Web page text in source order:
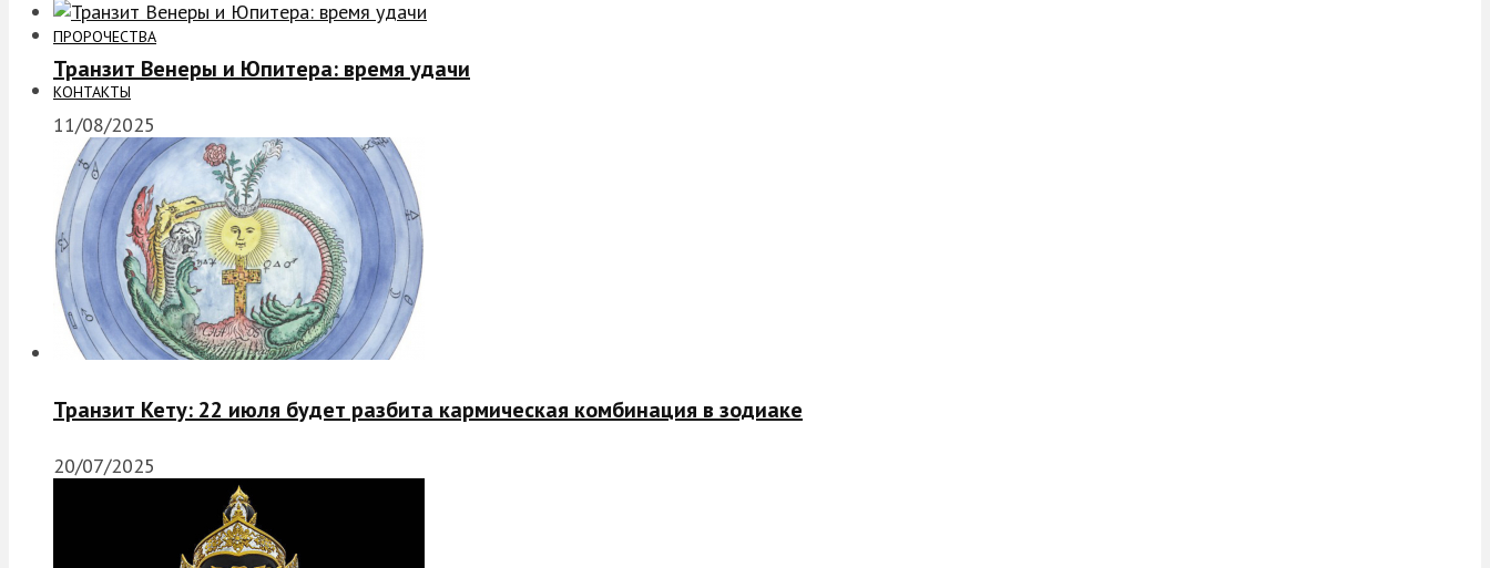
ПРОРОЧЕСТВА
КОНТАКТЫ
Транзит Венеры и Юпитера: время удачи
11/08/2025
Транзит Кету: 22 июля будет разбита кармическая комбинация в зодиаке
20/07/2025